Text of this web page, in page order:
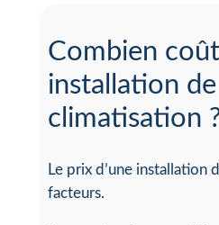
Combien
installation de
climatisation
Le prix d’une installation
facteurs.